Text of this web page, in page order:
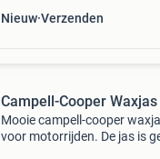
Nieuw Verzenden
Campell-Cooper Waxjas
Mooie campell-cooper
voor motorrijden. De jas is